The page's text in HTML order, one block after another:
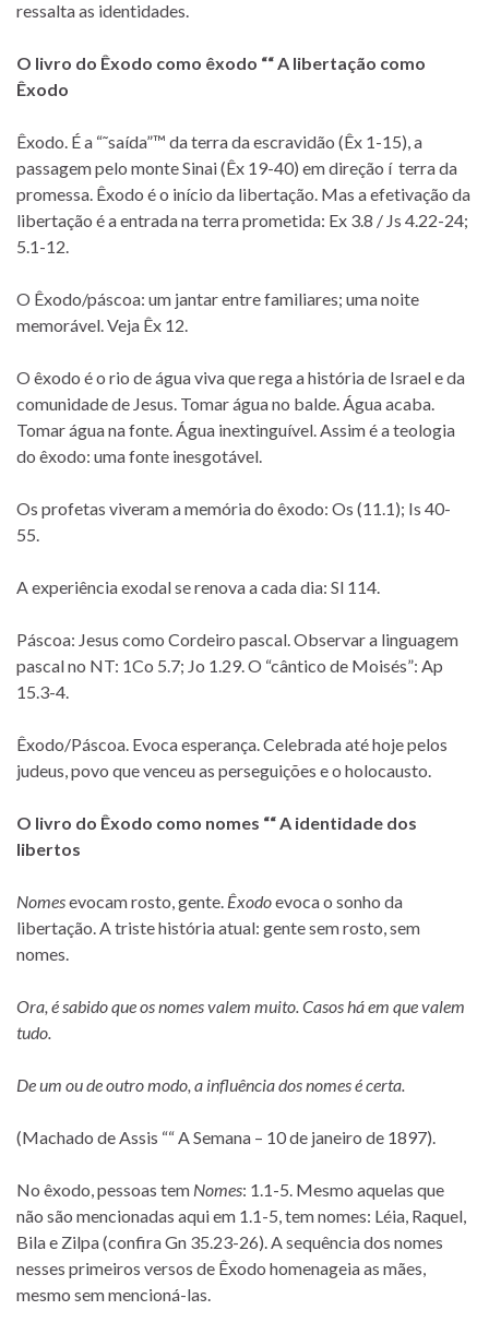
ressalta as identidades.
O livro do Êxodo como êxodo ““ A libertação como
Êxodo
Êxodo. É a “˜saí­da”™ da terra da escravidão (Êx 1-15), a
passagem pelo monte Sinai (Êx 19-40) em direção í terra da
promessa. Êxodo é o iní­cio da libertação. Mas a efetivação da
libertação é a entrada na terra prometida: Ex 3.8 / Js 4.22-24;
5.1-12.
O Êxodo/páscoa: um jantar entre familiares; uma noite
memorável. Veja Êx 12.
O êxodo é o rio de água viva que rega a história de Israel e da
comunidade de Jesus. Tomar água no balde. Água acaba.
Tomar água na fonte. Água inextinguí­vel. Assim é a teologia
do êxodo: uma fonte inesgotável.
Os profetas viveram a memória do êxodo: Os (11.1); Is 40-
55.
A experiência exodal se renova a cada dia: Sl 114.
Páscoa: Jesus como Cordeiro pascal. Observar a linguagem
pascal no NT: 1Co 5.7; Jo 1.29. O “cântico de Moisés”: Ap
15.3-4.
Êxodo/Páscoa. Evoca esperança. Celebrada até hoje pelos
judeus, povo que venceu as perseguições e o holocausto.
O livro do Êxodo como nomes ““ A identidade dos
libertos
Nomesevocam rosto, gente. Êxodoevoca o sonho da
libertação. A triste história atual: gente sem rosto, sem
nomes.
Ora, é sabido que os nomes valem muito. Casos há em que valem
tudo.
De um ou de outro modo, a influência dos nomes é certa.
(Machado de Assis ““ A Semana – 10 de janeiro de 1897).
No êxodo, pessoas tem Nomes: 1.1-5. Mesmo aquelas que
não são mencionadas aqui em 1.1-5, tem nomes: Léia, Raquel,
Bila e Zilpa (confira Gn 35.23-26). A sequência dos nomes
nesses primeiros versos de Êxodo homenageia as mães,
mesmo sem mencioná-las.